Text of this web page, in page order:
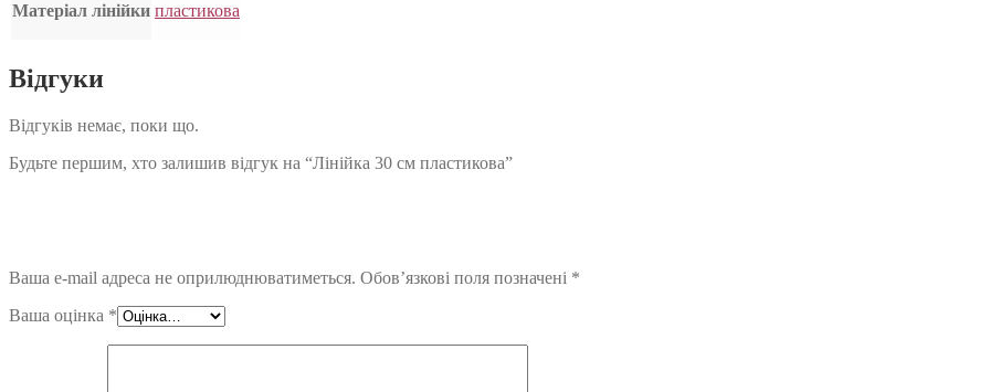
Матеріал лінійки пластикова
Відгуки
Відгуків немає, поки що.
Будьте першим, хто залишив відгук на “Лінійка 30 см пластикова”
Ваша e-mail адреса не оприлюднюватиметься. Обов’язкові поля позначені *
Ваша оцінка *